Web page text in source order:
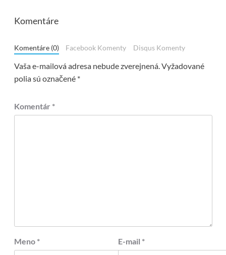
Komentáre
Komentáre (0) Facebook Komenty Disqus Komenty
Vaša e-mailová adresa nebude zverejnená. Vyžadované
polia sú označené *
Komentár *
Meno * E-mail *